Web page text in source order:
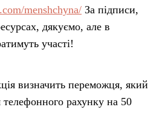
menshchyna/ За підписи,
дякуємо, але в
участі!
визначить переможця, який
рахунку на 50